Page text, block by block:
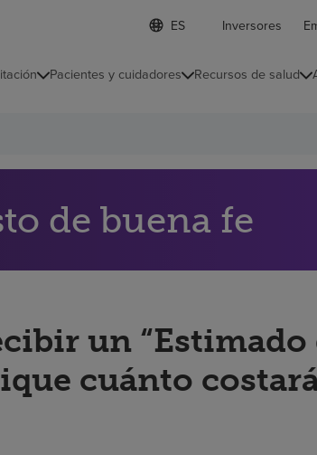
Lista
de
contraída
d
o
m
e
i
a
Inversores
Pacientes y cuidadores Recursos de salud
de buena fe
un “Estimado
cuánto